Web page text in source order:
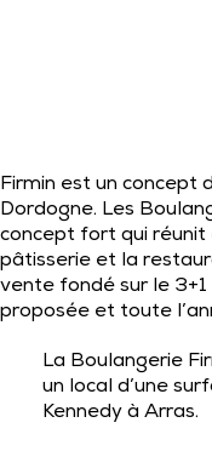
Firmin est un concept
Dordogne. Les
concept fort qui réunit
pâtisserie et la
vente fondé sur le
proposée et toute
La Boulangerie
un local d’une
Kennedy à Arras.